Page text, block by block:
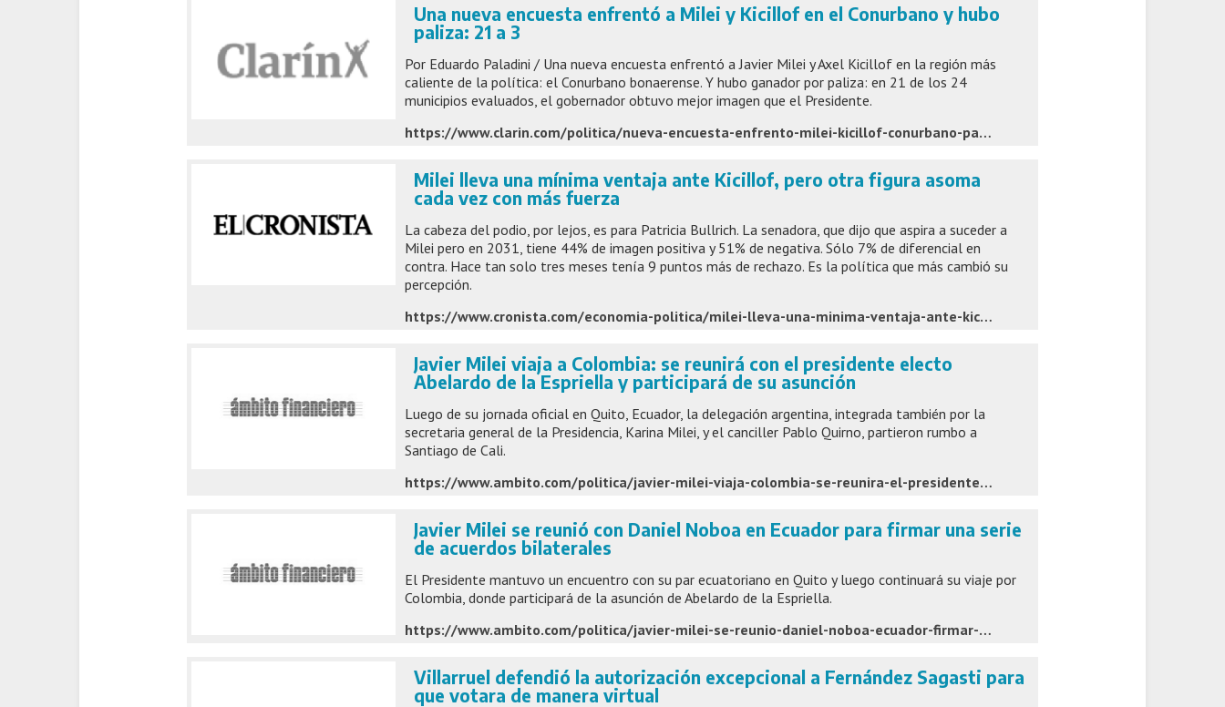
Una nueva encuesta enfrentó a Milei y Kicillof en el Conurbano y hubo
paliza: 21 a 3
Por Eduardo Paladini / Una nueva encuesta enfrentó a Javier Milei y Axel Kicillof en la región más
caliente de la política: el Conurbano bonaerense. Y hubo ganador por paliza: en 21 de los 24
municipios evaluados, el gobernador obtuvo mejor imagen que el Presidente.
https://www.clarin.com/politica/nueva-encuesta-enfrento-milei-kicillof-conurbano-paliza-21-3
Milei lleva una mínima ventaja ante Kicillof, pero otra figura asoma
cada vez con más fuerza
La cabeza del podio, por lejos, es para Patricia Bullrich. La senadora, que dijo que aspira a suceder a
Milei pero en 2031, tiene 44% de imagen positiva y 51% de negativa. Sólo 7% de diferencial en
contra. Hace tan solo tres meses tenía 9 puntos más de rechazo. Es la política que más cambió su
percepción.
https://www.cronista.com/economia-politica/milei-lleva-una-minima-ventaja-ante-kicillof-pero-otra-figura-asoma-cada-vez-con-mas-fuerza/?smryFrom=home
Javier Milei viaja a Colombia: se reunirá con el presidente electo
Abelardo de la Espriella y participará de su asunción
Luego de su jornada oficial en Quito, Ecuador, la delegación argentina, integrada también por la
secretaria general de la Presidencia, Karina Milei, y el canciller Pablo Quirno, partieron rumbo a
Santiago de Cali.
https://www.ambito.com/politica/javier-milei-viaja-colombia-se-reunira-el-presidente-electo-abelardo-la-espriella-y-participara-su-asuncion-n6308017
Javier Milei se reunió con Daniel Noboa en Ecuador para firmar una serie
de acuerdos bilaterales
El Presidente mantuvo un encuentro con su par ecuatoriano en Quito y luego continuará su viaje por
Colombia, donde participará de la asunción de Abelardo de la Espriella.
https://www.ambito.com/politica/javier-milei-se-reunio-daniel-noboa-ecuador-firmar-una-serie-acuerdos-bilaterales-n6307927
Villarruel defendió la autorización excepcional a Fernández Sagasti para
que votara de manera virtual